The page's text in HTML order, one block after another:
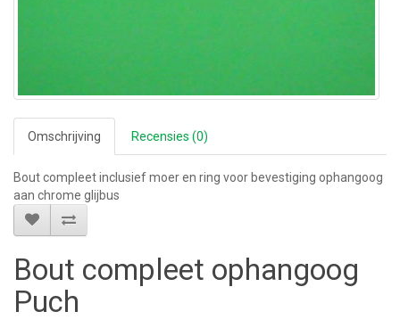
Omschrijving Recensies (0)
Bout compleet inclusief moer en ring voor bevestiging ophangoog
aan chrome glijbus
Bout compleet ophangoog
Puch